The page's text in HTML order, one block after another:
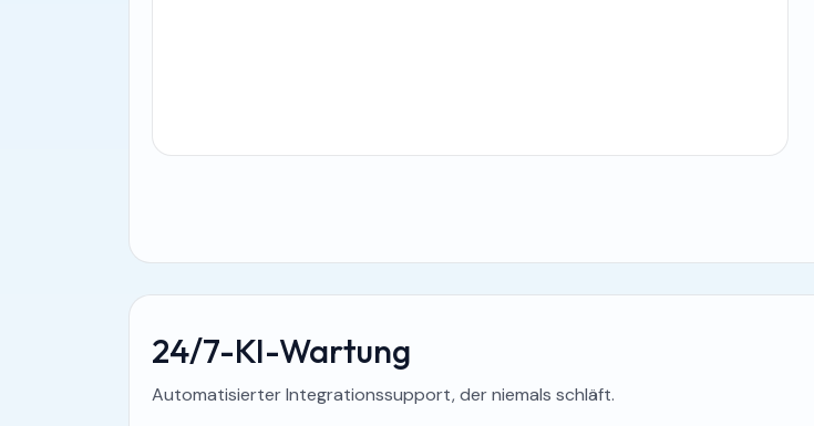
24/7-KI-Wartung
Automatisierter Integrationssupport, der niemals schläft.